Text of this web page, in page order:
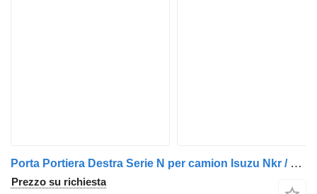
Porta Portiera Destra Serie N per camion Isuzu Nkr / Npr / Nqr
Prezzo su richiesta